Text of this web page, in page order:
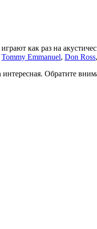
как раз на
Tommy Emmanuel, Don Ross,
Обратите